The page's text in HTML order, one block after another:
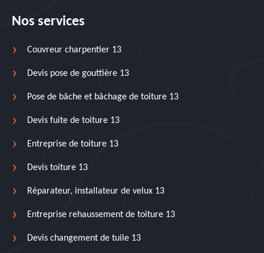
Nos services
Couvreur charpentier 13
Devis pose de gouttière 13
Pose de bâche et bâchage de toiture 13
Devis fuite de toiture 13
Entreprise de toiture 13
Devis toiture 13
Réparateur, installateur de velux 13
Entreprise rehaussement de toiture 13
Devis changement de tuile 13